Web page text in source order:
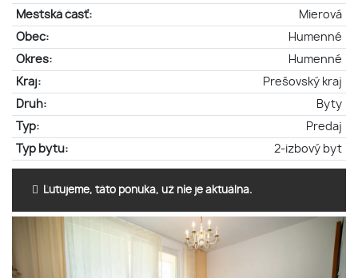
Mestská časť:
Mierová
Obec:
Humenné
Okres:
Humenné
Kraj:
Prešovský kraj
Druh:
Byty
Typ:
Predaj
Typ bytu:
2-izbový byt
Ľutujeme, táto ponuka, už nie je aktuálna.